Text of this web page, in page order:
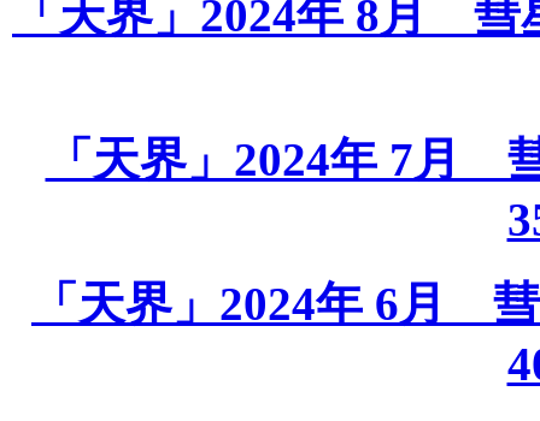
「天界」2024年 8月
「天界」2024年 7月
「天界」2024年 6月